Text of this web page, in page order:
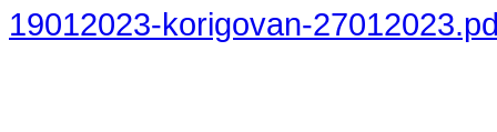
19012023-korigovan-